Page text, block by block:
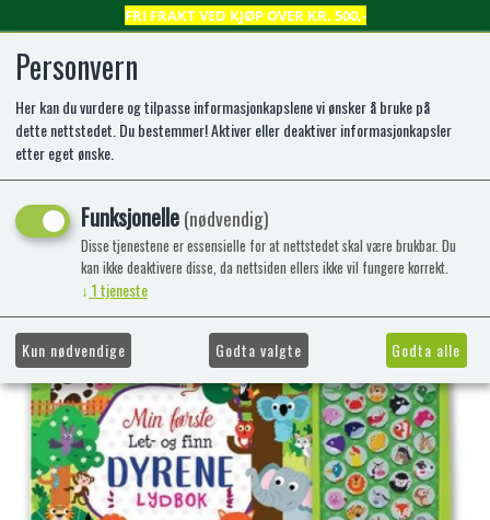
FRI FRAKT VED KJØP OVER KR. 500,-
0
Dyrene - med over 50 lyder
Pappbok 2024 Norsk, Bokmål
Kampanje -33%
Personvern
Her kan du vurdere og tilpasse informasjonkapslene vi ønsker å bruke på
dette nettstedet. Du bestemmer! Aktiver eller deaktiver informasjonkapsler
etter eget ønske.
Funksjonelle(nødvendig)
Disse tjenestene er essensielle for at nettstedet skal være brukbar. Du
kan ikke deaktivere disse, da nettsiden ellers ikke vil fungere korrekt.
↓ 1tjeneste
Kun nødvendige Godta valgte Godta alle